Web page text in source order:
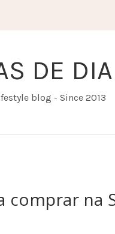
DE
blog - Since 2013
comprar na